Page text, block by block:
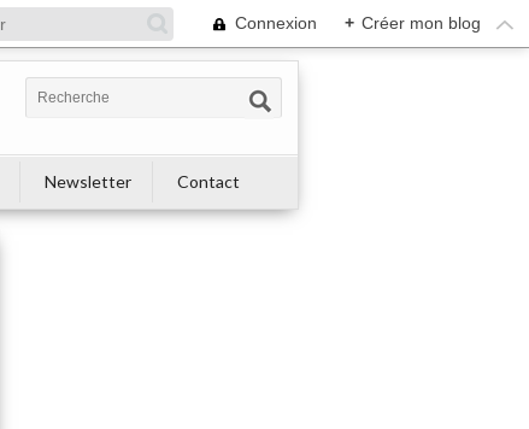
Connexion + Créer mon blog
Newsletter Contact